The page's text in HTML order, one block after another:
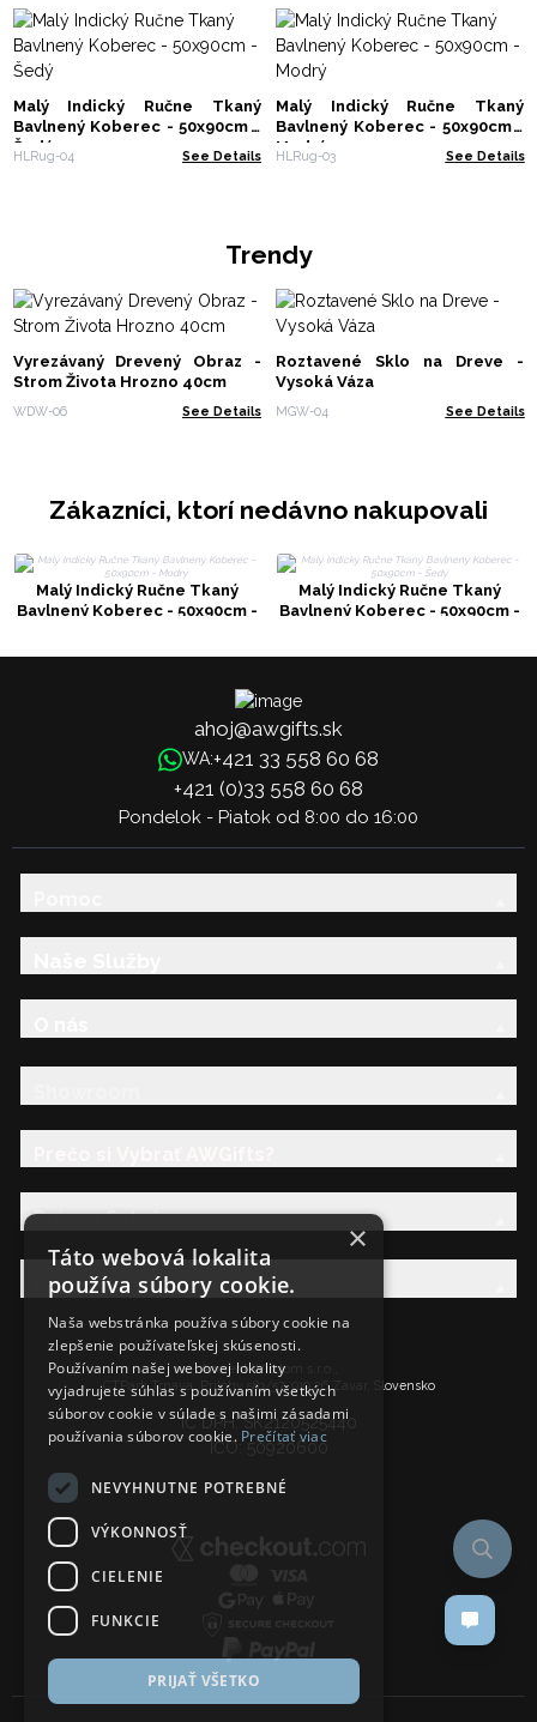
Malý Indický Ručne Tkaný
Bavlnený Koberec - 50x90cm -
Šedý
HLRug-04 See Details
Malý Indický Ručne Tkaný
Bavlnený Koberec - 50x90cm -
Modrý
HLRug-03 See Details
Trendy
Vyrezávaný Drevený Obraz -
Strom Života Hrozno 40cm
WDW-06 See Details
Roztavené Sklo na Dreve -
Vysoká Váza
MGW-04 See Details
Zákazníci, ktorí nedávno nakupovali
Malý Indický Ručne Tkaný
Bavlnený Koberec - 50x90cm -
Malý Indický Ručne Tkaný
Bavlnený Koberec - 50x90cm -
ahoj@awgifts.sk
WA:+421 33 558 60 68
+421 (0)33 558 60 68
Pondelok - Piatok od 8:00 do 16:00
Právna Sekcia
AW Rodina
Ancient Wisdom s.r.o.,
CTPark Trnava, Prílohy 583/57, 919 26 Zavar, Slovensko
IČ DPH: SK2120525440
IČO: 50920600
×
Táto webová lokalita
používa súbory cookie.
Naša webstránka používa súbory cookie na
zlepšenie používateľskej skúsenosti.
Používaním našej webovej lokality
vyjadrujete súhlas s používaním všetkých
súborov cookie v súlade s našimi zásadami
používania súborov cookie. Prečítať viac
NEVYHNUTNE POTREBNÉ
VÝKONNOSŤ
CIELENIE
FUNKCIE
PRIJAŤ VŠETKO